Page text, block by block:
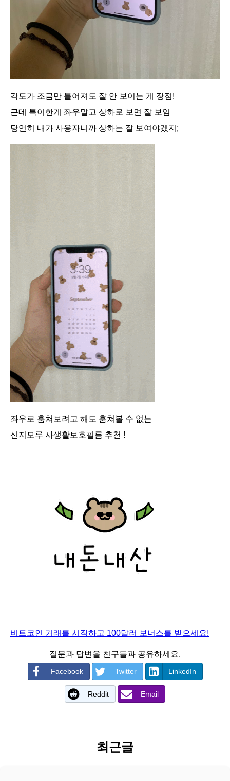
각도가 조금만 틀어져도 잘 안 보이는 게 장점!
근데 특이한게 좌우말고 상하로 보면 잘 보임
당연히 내가 사용자니까 상하는 잘 보여야겠지;
좌우로 훔쳐보려고 해도 훔쳐볼 수 없는
신지모루 사생활보호필름 추천 !
비트코인 거래를 시작하고 100달러 보너스를 받으세요!
질문과 답변을 친구들과 공유하세요.
Facebook Twitter LinkedIn
Reddit Email
최근글